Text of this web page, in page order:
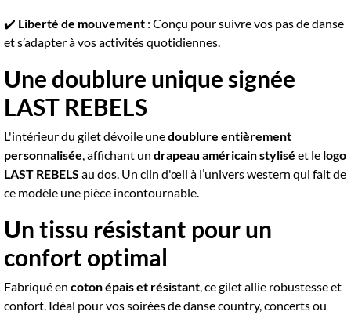
✔️ Liberté de mouvement : Conçu pour suivre vos pas de danse
et s’adapter à vos activités quotidiennes.
Une doublure unique signée
LAST REBELS
L'intérieur du gilet dévoile unedoublure entièrement
personnalisée, affichant un drapeau américain stylisé et le logo
LAST REBELS au dos. Un clin d'œil à l’univers western qui fait de
ce modèle une pièce incontournable.
Un tissu résistant pour un
confort optimal
Fabriqué en coton épais et résistant, ce gilet allie robustesse et
confort. Idéal pour vos soirées de danse country, concerts ou